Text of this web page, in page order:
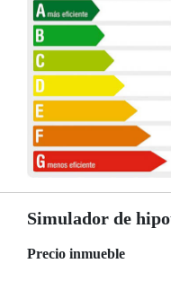
Simulador de
Precio inmueble